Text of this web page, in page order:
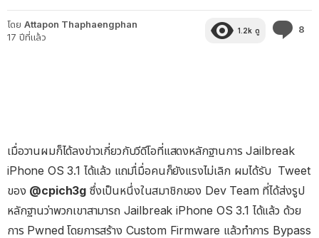
โดย Attapon Thaphaengphan
17 ปีที่แล้ว
1.2k ดู 8
เมื่อวานผมก็ได้ลงข่าวเกี่ยวกับวีดีโอที่แสดงหลักฐานการ Jailbreak
iPhone OS 3.1 ได้แล้ว แถมเื่มื่อคนก็ยังแรงไม่เลิก ผมได้รับ Tweet
ของ @cpich3g ซึ่งเป็นหนึ่งในสมาชิกของ Dev Team ที่ได้ส่งรูป
หลักฐานว่าพวกเขาสามารถ Jailbreak iPhone OS 3.1 ได้แล้ว ด้วย
การ Pwned โดยการสร้าง Custom Firmware แล้วทำการ Bypass